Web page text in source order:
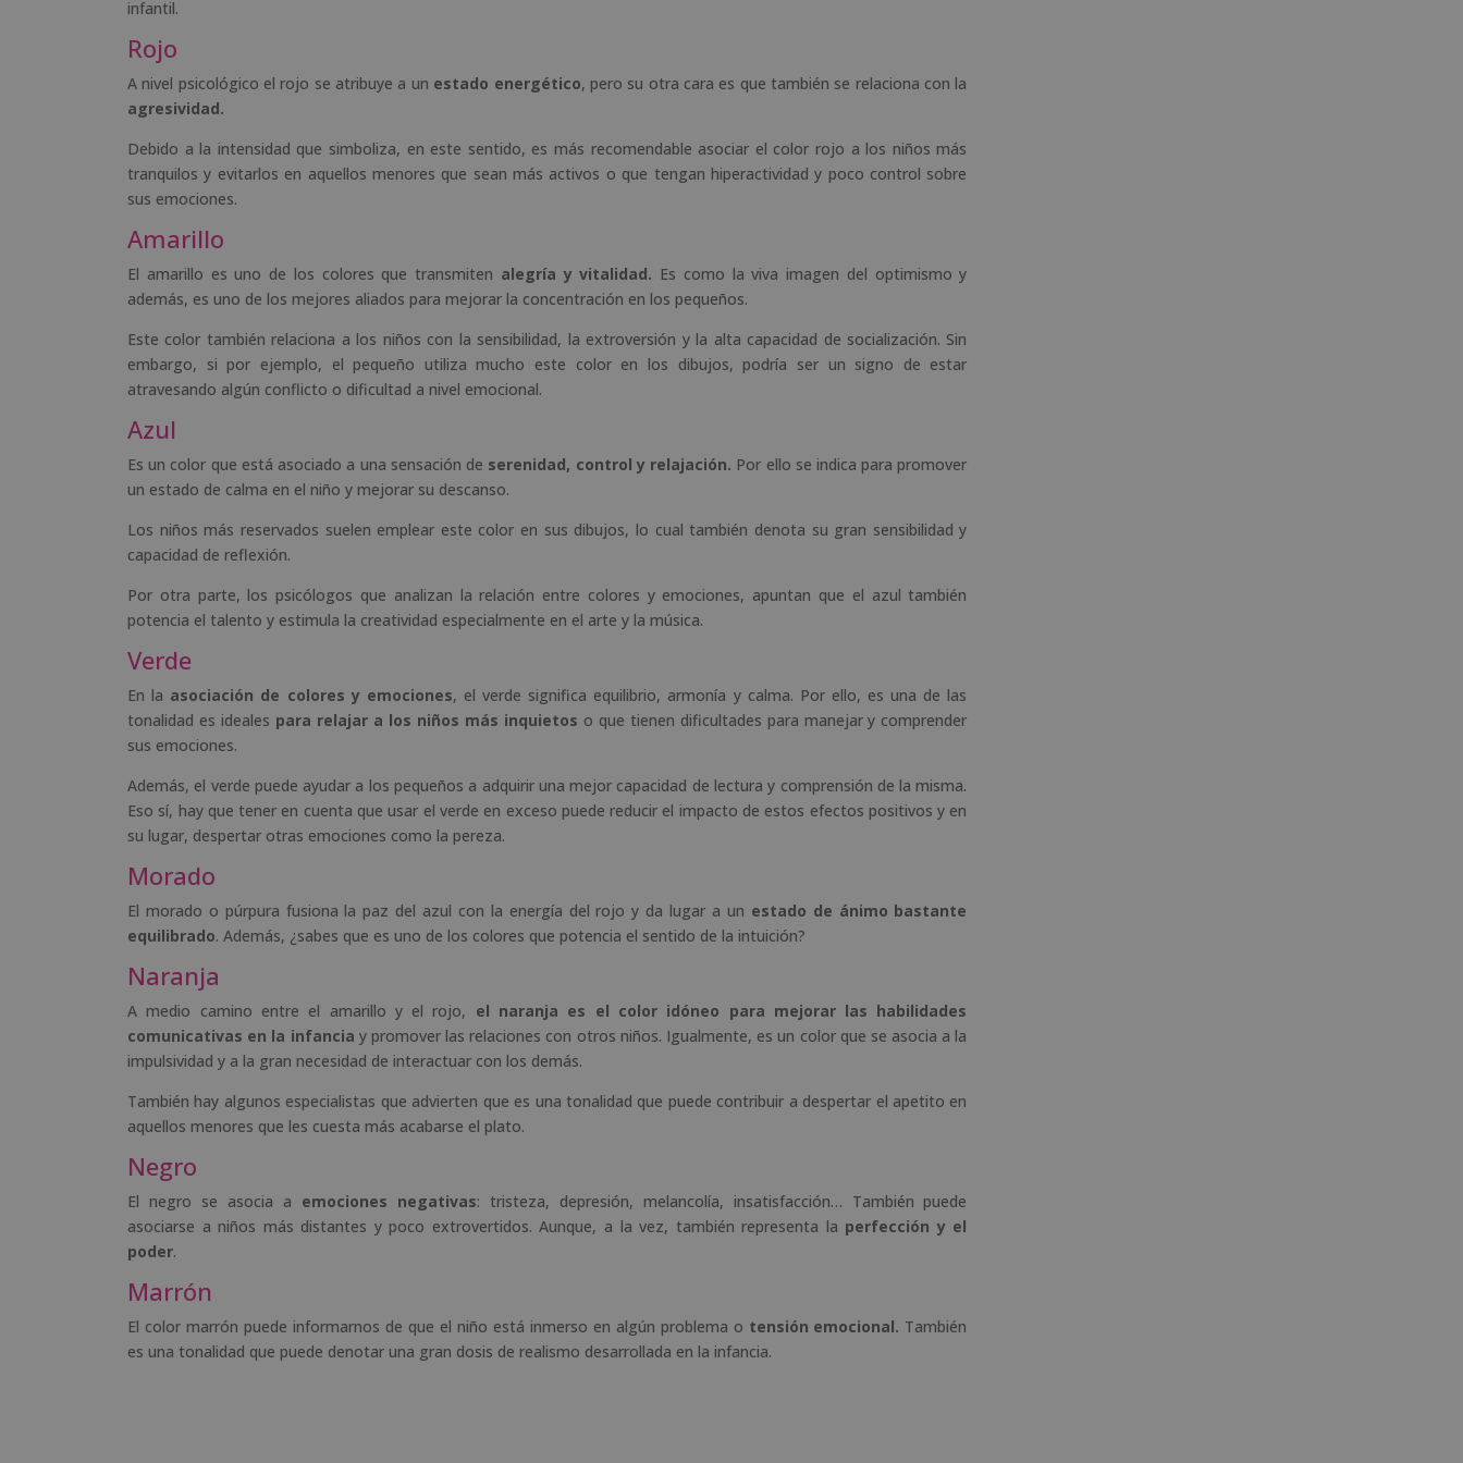
infantil.
Rojo
A nivel psicológico el rojo se atribuye a un estado energético, pero su otra cara es que también se relaciona con la
agresividad.
Debido a la intensidad que simboliza, en este sentido, es más recomendable asociar el color rojo a los niños más
tranquilos y evitarlos en aquellos menores que sean más activos o que tengan hiperactividad y poco control sobre
sus emociones.
Amarillo
El amarillo es uno de los colores que transmiten alegría y vitalidad. Es como la viva imagen del optimismo y
además, es uno de los mejores aliados para mejorar la concentración en los pequeños.
Este color también relaciona a los niños con la sensibilidad, la extroversión y la alta capacidad de socialización. Sin
embargo, si por ejemplo, el pequeño utiliza mucho este color en los dibujos, podría ser un signo de estar
atravesando algún conflicto o dificultad a nivel emocional.
Azul
Es un color que está asociado a una sensación de serenidad, control y relajación. Por ello se indica para promover
un estado de calma en el niño y mejorar su descanso.
Los niños más reservados suelen emplear este color en sus dibujos, lo cual también denota su gran sensibilidad y
capacidad de reflexión.
Por otra parte, los psicólogos que analizan la relación entre colores y emociones, apuntan que el azul también
potencia el talento y estimula la creatividad especialmente en el arte y la música.
Verde
En la asociación de colores y emociones, el verde significa equilibrio, armonía y calma. Por ello, es una de las
tonalidad es ideales para relajar a los niños más inquietos o que tienen dificultades para manejar y comprender
sus emociones.
Además, el verde puede ayudar a los pequeños a adquirir una mejor capacidad de lectura y comprensión de la misma.
Eso sí, hay que tener en cuenta que usar el verde en exceso puede reducir el impacto de estos efectos positivos y en
su lugar, despertar otras emociones como la pereza.
Morado
El morado o púrpura fusiona la paz del azul con la energía del rojo y da lugar a un estado de ánimo bastante
equilibrado. Además, ¿sabes que es uno de los colores que potencia el sentido de la intuición?
Naranja
A medio camino entre el amarillo y el rojo, el naranja es el color idóneo para mejorar las habilidades
comunicativas en la infancia y promover las relaciones con otros niños. Igualmente, es un color que se asocia a la
impulsividad y a la gran necesidad de interactuar con los demás.
También hay algunos especialistas que advierten que es una tonalidad que puede contribuir a despertar el apetito en
aquellos menores que les cuesta más acabarse el plato.
Negro
El negro se asocia a emociones negativas: tristeza, depresión, melancolía, insatisfacción… También puede
asociarse a niños más distantes y poco extrovertidos. Aunque, a la vez, también representa la perfección y el
poder.
Marrón
El color marrón puede informarnos de que el niño está inmerso en algún problema o tensión emocional. También
es una tonalidad que puede denotar una gran dosis de realismo desarrollada en la infancia.